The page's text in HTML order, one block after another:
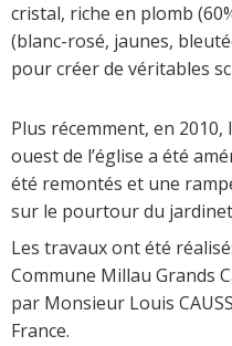
cristal, riche en plomb
(blanc-rosé, jaunes,
pour créer de véritables
Plus récemment, en 2010,
ouest de l’église a été
été remontés et une
sur le pourtour du
Les travaux ont été
Commune Millau Grands
par Monsieur Louis
France.